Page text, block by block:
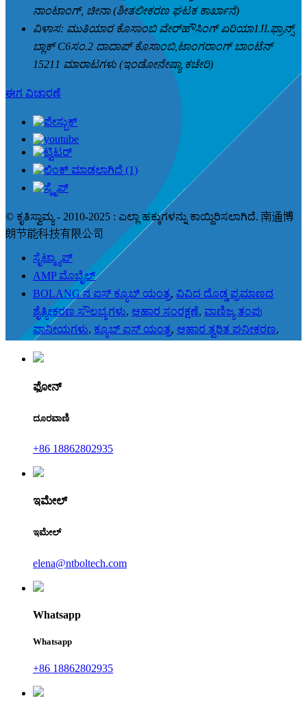
ನಾಂಟಾಂಗ್, ಚೀನಾ (ಶೀತಲೀಕರಣ ಘಟಕ ಕಾರ್ಖಾನೆ)
ವಿಳಾಸ: ಮುತಿಯಾರ ಕೊಸಾಂಬಿ ವೇರ್‌ಹೌಸಿಂಗ್ ಏರಿಯಾ1JI.ಫ್ರಾನ್ಸ್
ಬ್ಲಾಕ್ C6ಸಂ.2 ದಾದಾಪ್ ಕೊಸಾಂಬಿ,ಟಾಂಗರಾಂಗ್ ಬಾಂಟೆನ್
15211 ಮಾರಾಟಗಳು (ಇಂಡೋನೇಷ್ಯಾ ಕಚೇರಿ)
ಈಗ ವಿಚಾರಣೆ
© ಕೃತಿಸ್ವಾಮ್ಯ - 2010-2025 : ಎಲ್ಲಾ ಹಕ್ಕುಗಳನ್ನು ಕಾಯ್ದಿರಿಸಲಾಗಿದೆ. 南通博
朗节能科技有限公司
ಸೈಟ್ಮ್ಯಾಪ್
AMP ಮೊಬೈಲ್
BOLANG ನ ಐಸ್ ಕ್ಯೂಬ್ ಯಂತ್ರ, ವಿವಿಧ ದೊಡ್ಡ ಪ್ರಮಾಣದ
ಶೈತ್ಯೀಕರಣ ಸೌಲಭ್ಯಗಳು, ಆಹಾರ ಸಂರಕ್ಷಣೆ, ವಾಣಿಜ್ಯ ತಂಪು
ಪಾನೀಯಗಳು, ಕ್ಯೂಬ್ ಐಸ್ ಯಂತ್ರ, ಆಹಾರ ತ್ವರಿತ ಘನೀಕರಣ,
ಫೋನ್
ದೂರವಾಣಿ
+86 18862802935
ಇಮೇಲ್
ಇಮೇಲ್
elena@ntboltech.com
Whatsapp
Whatsapp
+86 18862802935